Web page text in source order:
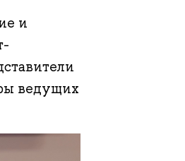
и
ведущих